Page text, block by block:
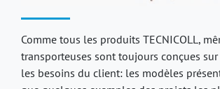
Comme tous les produits TECNICOLL,
transporteuses sont toujours conçues
les besoins du client: les modèles